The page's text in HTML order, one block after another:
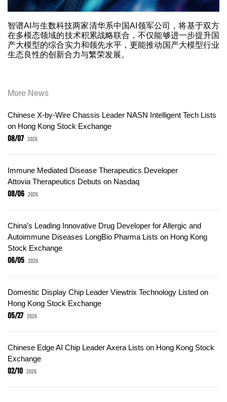
智谱AI与生数科技两家清华系中国AI领军公司，将基于双方
在多模态领域的技术积累战略联合，不仅能够进一步提升国
产大模型的综合实力和领先水平，更能推动国产大模型行业
生态良性的创新合力与繁荣发展。
More News
Chinese X-by-Wire Chassis Leader NASN Intelligent Tech Lists
on Hong Kong Stock Exchange
08/07 2026
Immune Mediated Disease Therapeutics Developer
Attovia Therapeutics Debuts on Nasdaq
08/06 2026
China’s Leading Innovative Drug Developer for Allergic and
Autoimmune Diseases LongBio Pharma Lists on Hong Kong
Stock Exchange
06/05 2026
Domestic Display Chip Leader Viewtrix Technology Listed on
Hong Kong Stock Exchange
05/27 2026
Chinese Edge AI Chip Leader Axera Lists on Hong Kong Stock
Exchange
02/10 2026